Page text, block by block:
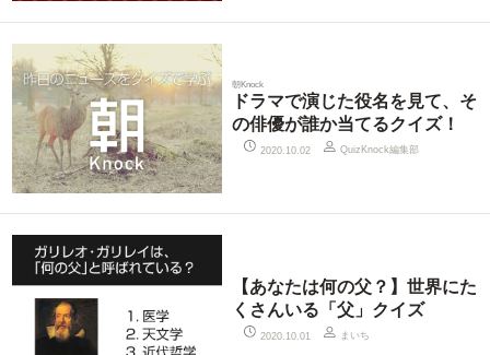
朝Knock
ドラマで演じた役名を見て、そ
の俳優が誰か当てるクイズ！
2020.10.02 QuizKnock編集部
【あなたは何の父？】世界にた
くさんいる「父」クイズ
2020.10.01 まいち